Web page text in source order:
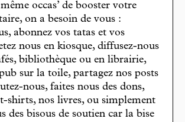
occas’ de booster votre
on a besoin de vous :
abonnez vos tatas et vos
nous en kiosque, diffusez-nous
bibliothèque ou en librairie,
sur la toile, partagez nos posts
nous, faites nous des dons,
shirts, nos livres, ou simplement
des bisous de soutien car la bise